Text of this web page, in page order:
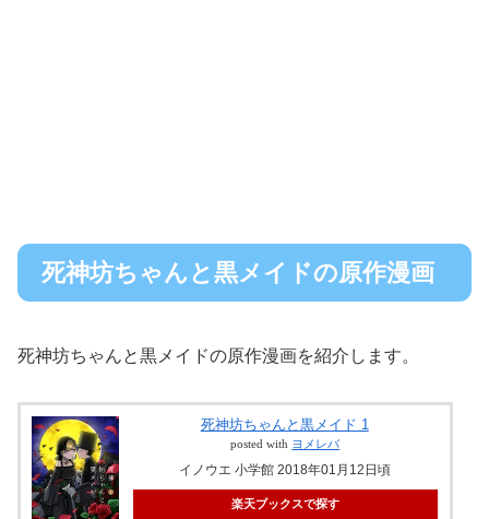
死神坊ちゃんと黒メイドの原作漫画
死神坊ちゃんと黒メイドの原作漫画を紹介します。
死神坊ちゃんと黒メイド 1
posted with ヨメレバ
イノウエ 小学館 2018年01月12日頃
楽天ブックスで探す